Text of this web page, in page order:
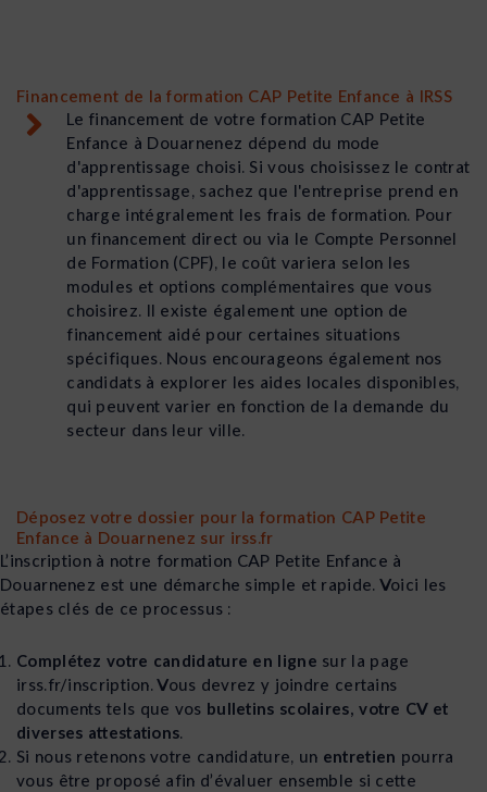
Financement de la formation CAP Petite Enfance à IRSS
Le financement de votre formation CAP Petite
Enfance à Douarnenez dépend du mode
d'apprentissage choisi. Si vous choisissez le contrat
d'apprentissage, sachez que l'entreprise prend en
charge intégralement les frais de formation. Pour
un financement direct ou via le Compte Personnel
de Formation (CPF), le coût variera selon les
modules et options complémentaires que vous
choisirez. Il existe également une option de
financement aidé pour certaines situations
spécifiques. Nous encourageons également nos
candidats à explorer les aides locales disponibles,
qui peuvent varier en fonction de la demande du
secteur dans leur ville.
Déposez votre dossier pour la formation CAP Petite
Enfance à Douarnenez sur irss.fr
L’inscription à notre formation CAP Petite Enfance à
Douarnenez est une démarche simple et rapide. Voici les
étapes clés de ce processus :
Complétez votre candidature en ligne sur la page
irss.fr/inscription. Vous devrez y joindre certains
documents tels que vos bulletins scolaires, votre CV et
diverses attestations.
Si nous retenons votre candidature, un entretien pourra
vous être proposé afin d’évaluer ensemble si cette